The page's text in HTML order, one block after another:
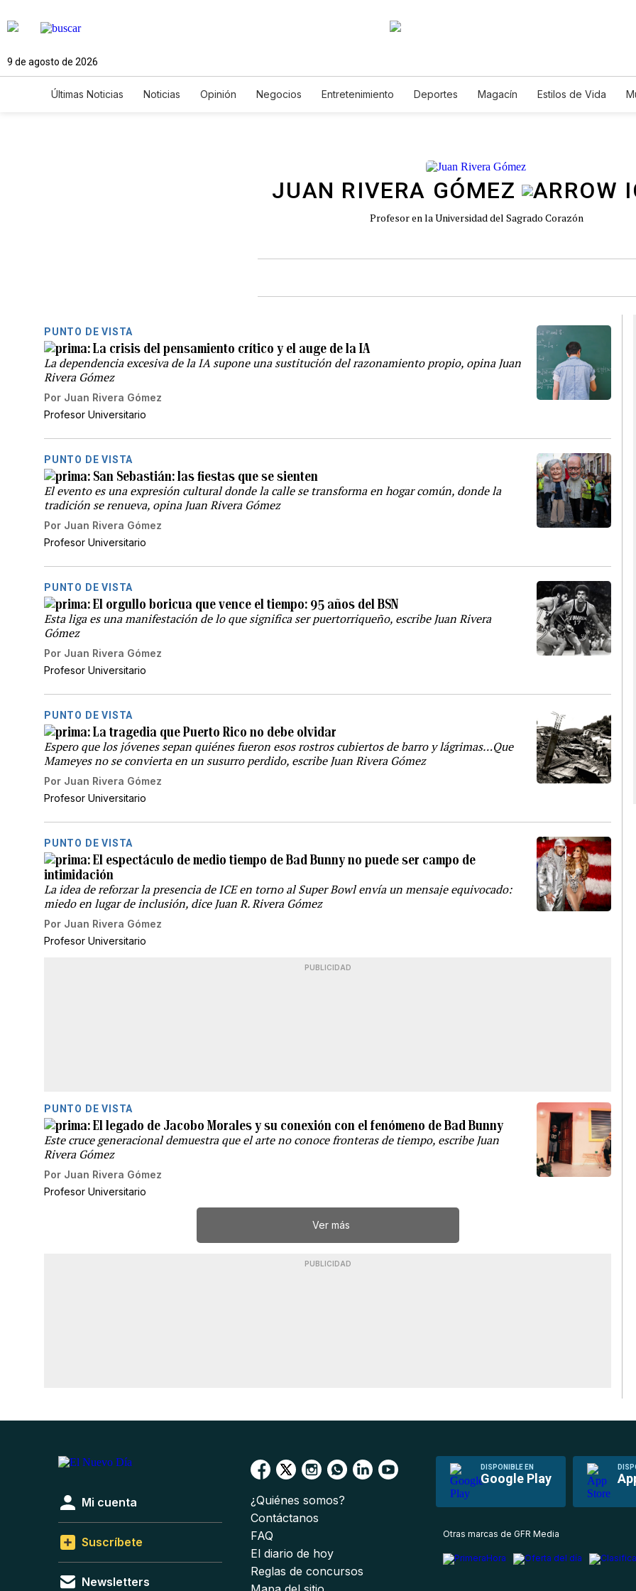
9 de agosto de 2026
Últimas Noticias Noticias Opinión Negocios Entretenimiento Deportes Magacín Estilos de Vida
JUAN RIVERA GÓMEZ
Profesor en la Universidad del Sagrado Corazón
PUNTO DE VISTA
La crisis del pensamiento crítico y el auge de la IA
La dependencia excesiva de la IA supone una sustitución del razonamiento propio, opina Juan
Rivera Gómez
Por Juan Rivera Gómez
Profesor Universitario
PUNTO DE VISTA
San Sebastián: las fiestas que se sienten
El evento es una expresión cultural donde la calle se transforma en hogar común, donde la
tradición se renueva, opina Juan Rivera Gómez
Por Juan Rivera Gómez
Profesor Universitario
PUNTO DE VISTA
El orgullo boricua que vence el tiempo: 95 años del BSN
Esta liga es una manifestación de lo que significa ser puertorriqueño, escribe Juan Rivera
Gómez
Por Juan Rivera Gómez
Profesor Universitario
PUNTO DE VISTA
La tragedia que Puerto Rico no debe olvidar
Espero que los jóvenes sepan quiénes fueron esos rostros cubiertos de barro y lágrimas…Que
Mameyes no se convierta en un susurro perdido, escribe Juan Rivera Gómez
Por Juan Rivera Gómez
Profesor Universitario
PUNTO DE VISTA
El espectáculo de medio tiempo de Bad Bunny no puede ser campo de
intimidación
La idea de reforzar la presencia de ICE en torno al Super Bowl envía un mensaje equivocado:
miedo en lugar de inclusión, dice Juan R. Rivera Gómez
Por Juan Rivera Gómez
Profesor Universitario
PUBLICIDAD
PUNTO DE VISTA
El legado de Jacobo Morales y su conexión con el fenómeno de Bad Bunny
Este cruce generacional demuestra que el arte no conoce fronteras de tiempo, escribe Juan
Rivera Gómez
Por Juan Rivera Gómez
Profesor Universitario
Ver más
PUBLICIDAD
DISPONIBLE EN
Google Play
Mi cuenta
Suscríbete
Newsletters
¿Quiénes somos?
Contáctanos
FAQ
El diario de hoy
Reglas de concursos
Otras marcas de GFR Media